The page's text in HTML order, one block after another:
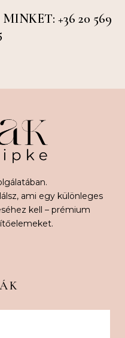
+36 20 569
ami egy különleges
kell – prémium